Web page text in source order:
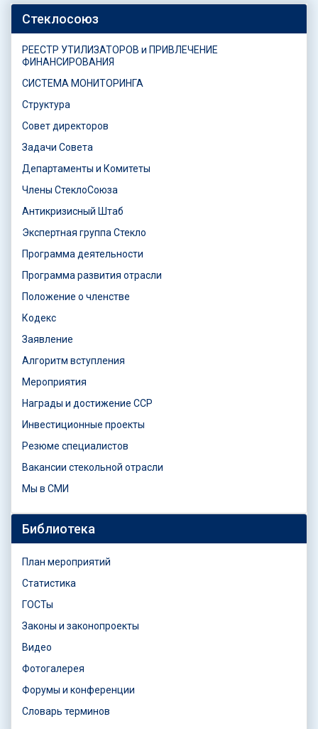
Стеклосоюз
РЕЕСТР УТИЛИЗАТОРОВ и ПРИВЛЕЧЕНИЕ
ФИНАНСИРОВАНИЯ
СИСТЕМА МОНИТОРИНГА
Структура
Совет директоров
Задачи Совета
Департаменты и Комитеты
Члены СтеклоСоюза
Антикризисный Штаб
Экспертная группа Стекло
Программа деятельности
Программа развития отрасли
Положение о членстве
Кодекс
Заявление
Алгоритм вступления
Мероприятия
Награды и достижение ССР
Инвестиционные проекты
Резюме специалистов
Вакансии стекольной отрасли
Мы в СМИ
Библиотека
План мероприятий
Статистика
ГОСТы
Законы и законопроекты
Видео
Фотогалерея
Форумы и конференции
Словарь терминов